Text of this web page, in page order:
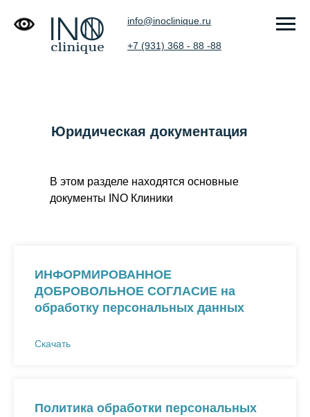
info@inoclinique.ru
+7 (931) 368 - 88 -88
Юридическая документация
В этом разделе находятся основные
документы INO Клиники
ИНФОРМИРОВАННОЕ
ДОБРОВОЛЬНОЕ СОГЛАСИЕ на
обработку персональных данных
Скачать
Политика обработки персональных